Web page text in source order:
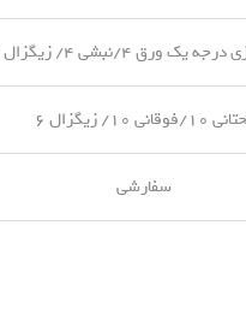
یک ورق ۴/نبشی ۴/ زیگزال ۱۲
فوقانی ۱۰/ زیگزال ۶
سفارشی